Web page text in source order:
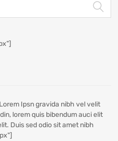
Ipsn gravida nibh vel velit
lorem quis bibendum auci elit
Duis sed odio sit amet nibh